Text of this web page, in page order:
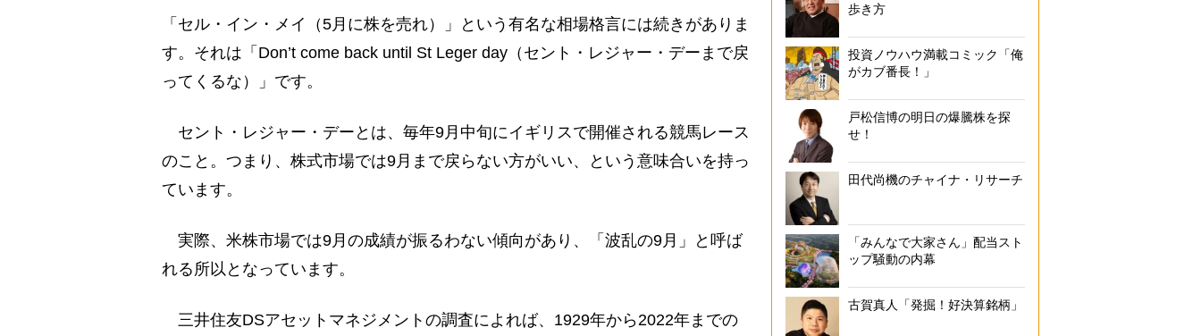
「セル・イン・メイ（5月に株を売れ）」という有名な相場格言には続きがありま
す。それは「Don’t come back until St Leger day（セント・レジャー・デーまで戻
ってくるな）」です。
セント・レジャー・デーとは、毎年9月中旬にイギリスで開催される競馬レース
のこと。つまり、株式市場では9月まで戻らない方がいい、という意味合いを持っ
ています。
実際、米株市場では9月の成績が振るわない傾向があり、「波乱の9月」と呼ば
れる所以となっています。
三井住友DSアセットマネジメントの調査によれば、1929年から2022年までの
歩き方
投資ノウハウ満載コミック「俺
がカブ番長！」
戸松信博の明日の爆騰株を探
せ！
田代尚機のチャイナ・リサーチ
「みんなで大家さん」配当スト
ップ騒動の内幕
古賀真人「発掘！好決算銘柄」